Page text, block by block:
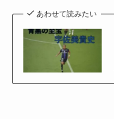
あわせて読みたい